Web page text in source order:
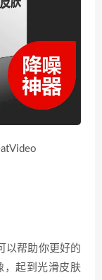
以帮助你更好的
，起到光滑皮肤